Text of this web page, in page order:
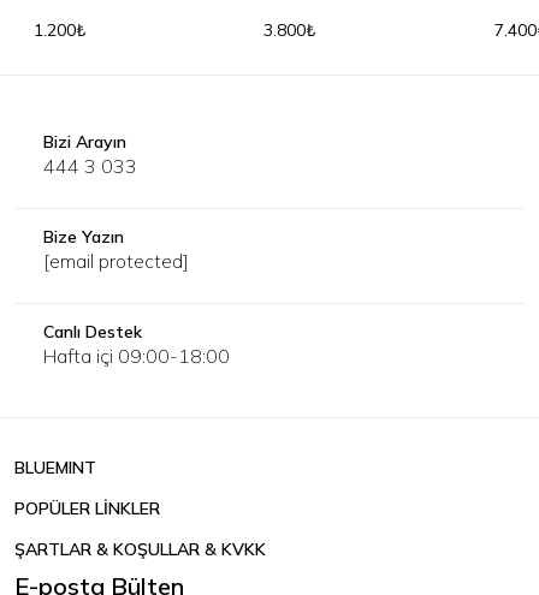
1.200₺
3.800₺
Bizi Arayın
444 3 033
Bize Yazın
[email protected]
Canlı Destek
Hafta içi 09:00-18:00
BLUEMINT
POPÜLER LİNKLER
ŞARTLAR & KOŞULLAR & KVKK
E-posta Bülten